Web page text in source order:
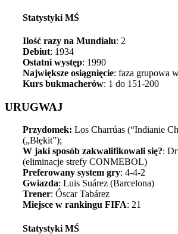
Statystyki MŚ
Ilość razy na Mundialu: 2
Debiut: 1934
Ostatni występ: 1990
Największe osiągnięcie: faza grupowa
Kurs bukmacherów: 1 do 151-200
URUGWAJ
Przydomek: Los Charrúas (“Indianie
(„Błękit”);
W jaki sposób zakwalifikowali się?:
(eliminacje strefy CONMEBOL)
Preferowany system gry: 4-4-2
Gwiazda: Luis Suárez (Barcelona)
Trener: Óscar Tabárez
Miejsce w rankingu FIFA: 21
Statystyki MŚ